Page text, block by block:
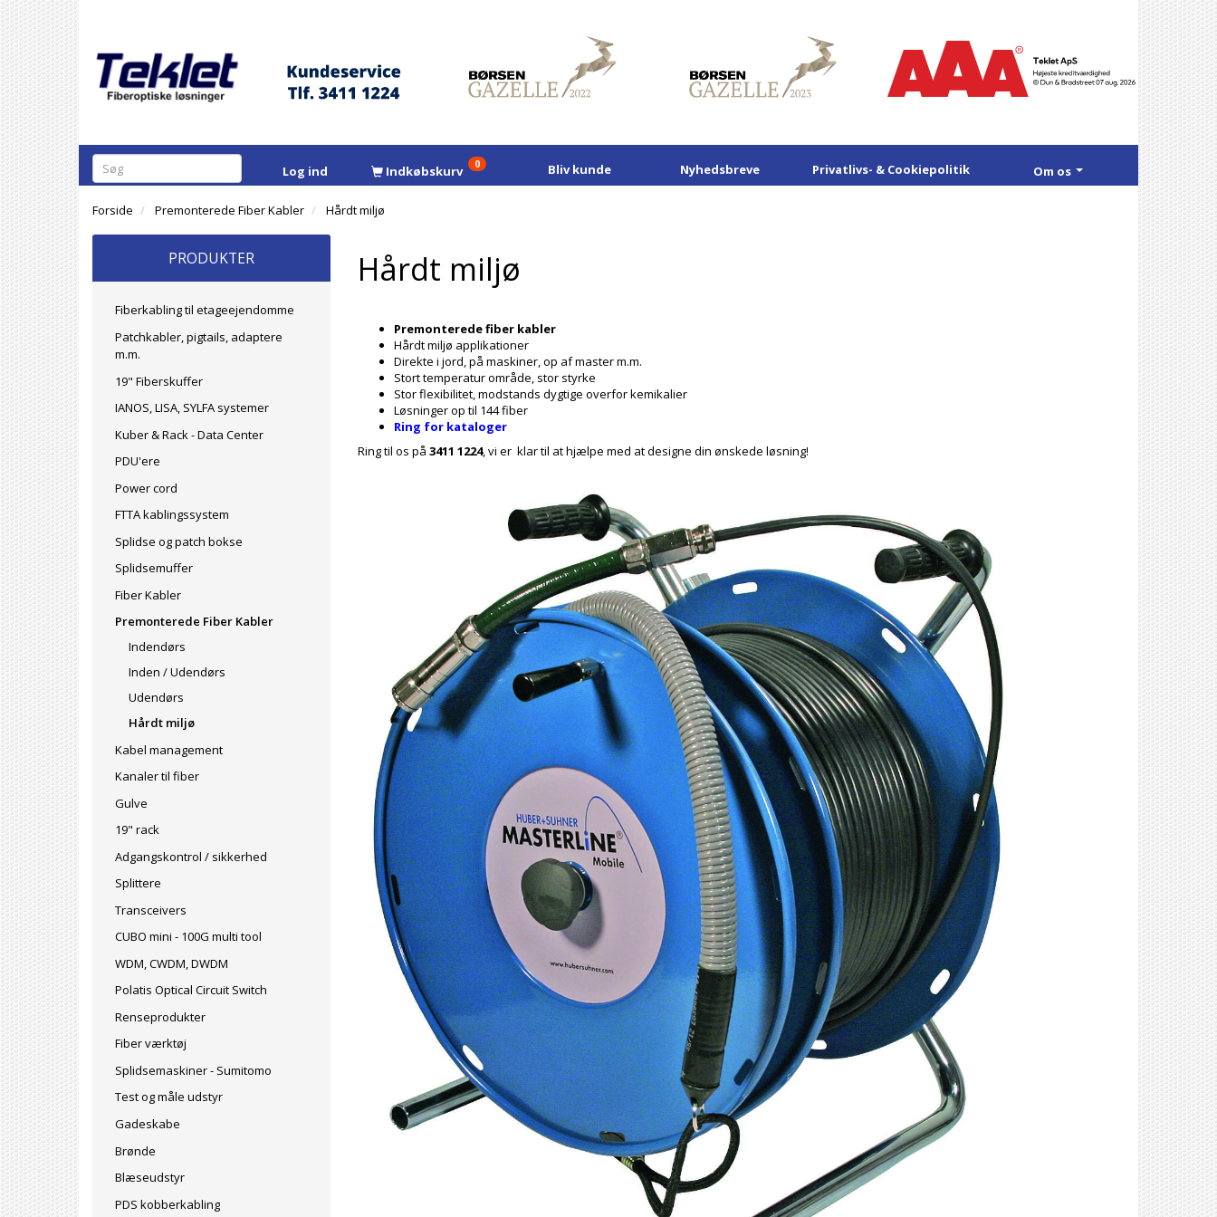
Log ind Indkøbskurv 0 Bliv kunde Nyhedsbreve Privatlivs- & Cookiepolitik Om os
Forside Premonterede Fiber Kabler Hårdt miljø
PRODUKTER
Fiberkabling til etageejendomme
Patchkabler, pigtails, adaptere
m.m.
19" Fiberskuffer
IANOS, LISA, SYLFA systemer
Kuber & Rack - Data Center
PDU'ere
Power cord
FTTA kablingssystem
Splidse og patch bokse
Splidsemuffer
Fiber Kabler
Premonterede Fiber Kabler
Indendørs
Inden / Udendørs
Udendørs
Hårdt miljø
Kabel management
Kanaler til fiber
Gulve
19" rack
Adgangskontrol / sikkerhed
Splittere
Transceivers
CUBO mini - 100G multi tool
WDM, CWDM, DWDM
Polatis Optical Circuit Switch
Renseprodukter
Fiber værktøj
Splidsemaskiner - Sumitomo
Test og måle udstyr
Gadeskabe
Brønde
Blæseudstyr
PDS kobberkabling
Hårdt miljø
Premonterede fiber kabler
Hårdt miljø applikationer
Direkte i jord, på maskiner, op af master m.m.
Stort temperatur område, stor styrke
Stor flexibilitet, modstands dygtige overfor kemikalier
Løsninger op til 144 fiber
Ring for kataloger
Ring til os på 3411 1224, vi er klar til at hjælpe med at designe din ønskede løsning!